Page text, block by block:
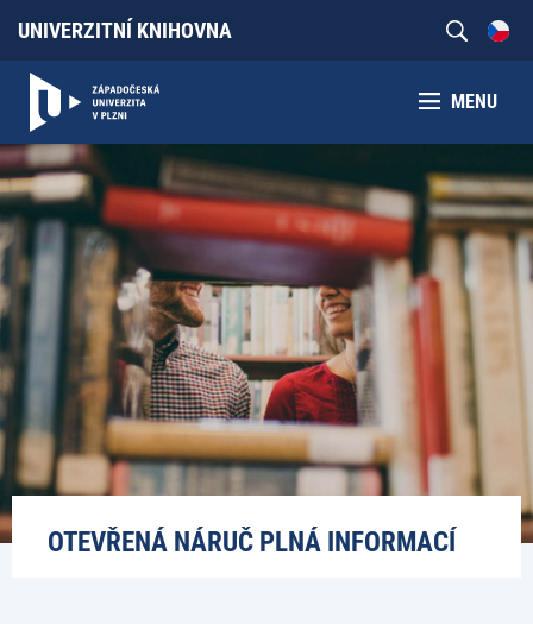
UNIVERZITNÍ KNIHOVNA
MENU
OTEVŘENÁ NÁRUČ PLNÁ INFORMACÍ